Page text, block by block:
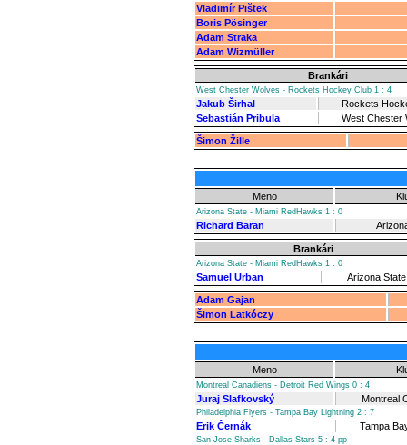
Vladimír Pištek
Boris Pösinger
Adam Straka
Adam Wizmüller
Brankári
West Chester Wolves - Rockets Hockey Club 1 : 4
Jakub Širhal
Rockets
Sebastián Pribula
West Chester
Šimon Žille
Meno
Arizona State - Miami RedHawks 1 : 0
Richard Baran
Brankári
Arizona State - Miami RedHawks 1 : 0
Samuel Urban Arizona State
Adam Gajan
Šimon Latkóczy
Meno
Montreal Canadiens - Detroit Red Wings 0 : 4
Juraj Slafkovský Montreal
Philadelphia Flyers - Tampa Bay Lightning 2 : 7
Erik Černák Tampa
San Jose Sharks - Dallas Stars 5 : 4 pp